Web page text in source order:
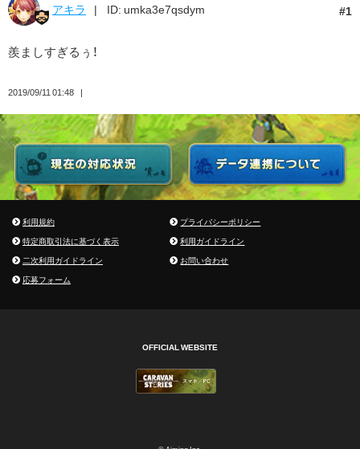
1
アキラ ID: umka3e7qsdym
羨ましすぎるぅ！
2019/09/11 01:48
利用規約
プライバシーポリシー
特定商取引法に基づく表示
利用ガイドライン
二次利用ガイドライン
お問い合わせ
応募フォーム
OFFICIAL WEBSITE